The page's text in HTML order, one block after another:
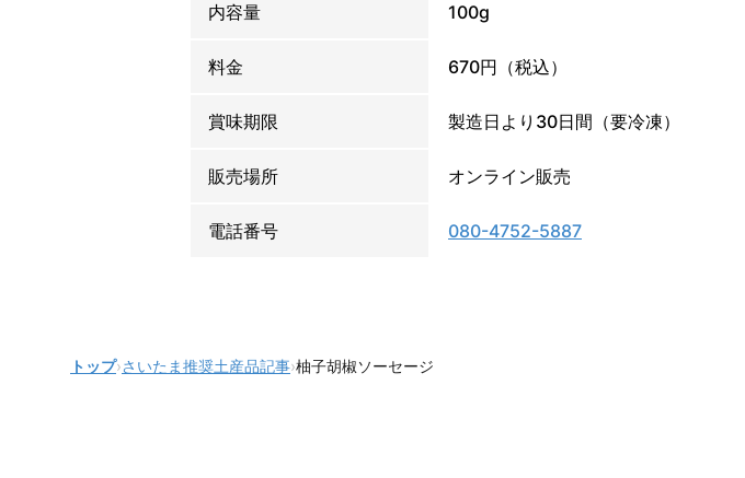
内容量 100g
料金 670円（税込）
賞味期限 製造日より30日間（要冷凍）
販売場所 オンライン販売
電話番号 080-4752-5887
トップ›さいたま推奨土産品記事›柚子胡椒ソーセージ